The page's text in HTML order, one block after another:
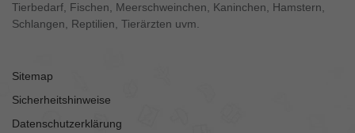
Tierbedarf, Fischen, Meerschweinchen, Kaninchen, Hamstern,
Schlangen, Reptilien, Tierärzten uvm.
Sitemap
Sicherheitshinweise
Datenschutzerklärung